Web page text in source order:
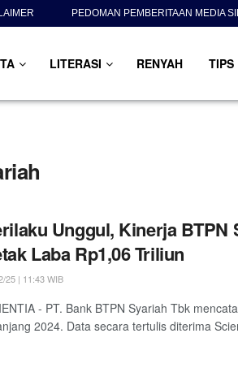
PEDOMAN PEMBERITAAN MEDIA
LITERASI RENYAH TIPS
Unggul, Kinerja BTPN
Laba Rp1,06 Triliun
25 | 11:43 WIB
- PT. Bank BTPN Syariah Tbk
2024. Data secara tertulis diterima